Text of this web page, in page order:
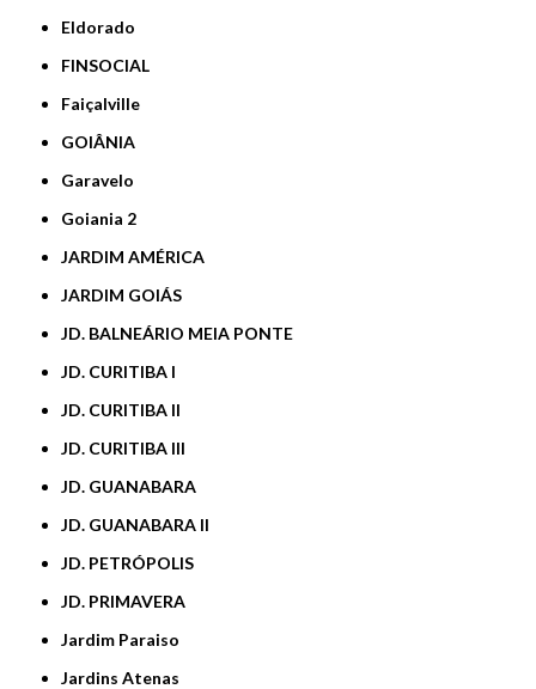
Eldorado
FINSOCIAL
Faiçalville
GOIÂNIA
Garavelo
Goiania 2
JARDIM AMÉRICA
JARDIM GOIÁS
JD. BALNEÁRIO MEIA PONTE
JD. CURITIBA I
JD. CURITIBA II
JD. CURITIBA III
JD. GUANABARA
JD. GUANABARA II
JD. PETRÓPOLIS
JD. PRIMAVERA
Jardim Paraiso
Jardins Atenas